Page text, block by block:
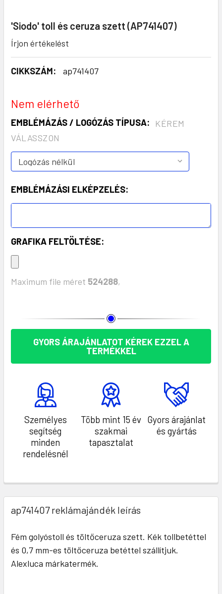
'Siodo' toll és ceruza szett (AP741407)
Írjon értékelést
CIKKSZÁM: ap741407
Nem elérhető
EMBLÉMÁZÁS / LOGÓZÁS TÍPUSA:
KÉREM
VÁLASSZON
EMBLÉMÁZÁSI ELKÉPZELÉS:
GRAFIKA FELTÖLTÉSE:
Maximum file méret 524288,
GYORS ÁRAJÁNLATOT KÉREK EZZEL A
TERMÉKKEL
Személyes
segítség
minden
rendelésnél
Több mint 15 év
szakmai
tapasztalat
Gyors árajánlat
és gyártás
ap741407 reklámajándék leírás
Fém golyóstoll és töltőceruza szett. Kék tollbetéttel
és 0,7 mm-es töltőceruza betéttel szállítjuk.
Alexluca márkatermék.